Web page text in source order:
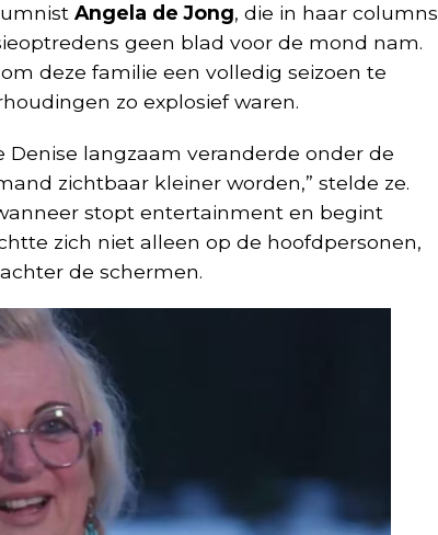
Angela de Jong, die in haar columns
geen blad voor de mond nam.
deze familie een volledig seizoen te
zo explosief waren.
Denise langzaam veranderde onder de
zichtbaar kleiner worden,” stelde ze.
stopt entertainment en begint
zich niet alleen op de hoofdpersonen,
de schermen.